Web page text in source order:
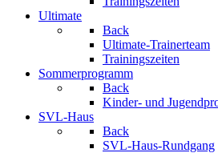
Ultimate
Back
Ultimate-Trainerteam
Trainingszeiten
Sommerprogramm
Back
Kinder- und
SVL-Haus
Back
SVL-Haus-Rundgang